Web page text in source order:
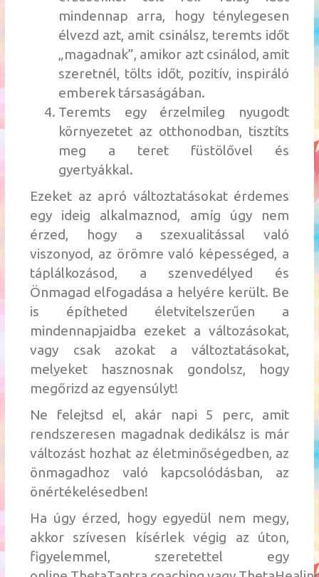
mindennap arra, hogy ténylegesen
élvezd azt, amit csinálsz, teremts időt
„magadnak”, amikor azt csinálod, amit
szeretnél, tölts időt, pozitív, inspiráló
emberek társaságában.
Teremts egy érzelmileg nyugodt
környezetet az otthonodban, tisztíts
meg a teret füstölővel és
gyertyákkal.
Ezeket az apró változtatásokat érdemes
egy ideig alkalmaznod, amíg úgy nem
érzed, hogy a szexualitással való
viszonyod, az örömre való képességed, a
táplálkozásod, a szenvedélyed és
Önmagad elfogadása a helyére került. Be
is építheted életvitelszerűen a
mindennapjaidba ezeket a változásokat,
vagy csak azokat a változtatásokat,
melyeket hasznosnak gondolsz, hogy
megőrizd az egyensúlyt!
Ne felejtsd el, akár napi 5 perc, amit
rendszeresen magadnak dedikálsz is már
változást hozhat az életminőségedben, az
önmagadhoz való kapcsolódásban, az
önértékelésedben!
Ha úgy érzed, hogy egyedül nem megy,
akkor szívesen kísérlek végig az úton,
figyelemmel, szeretettel egy